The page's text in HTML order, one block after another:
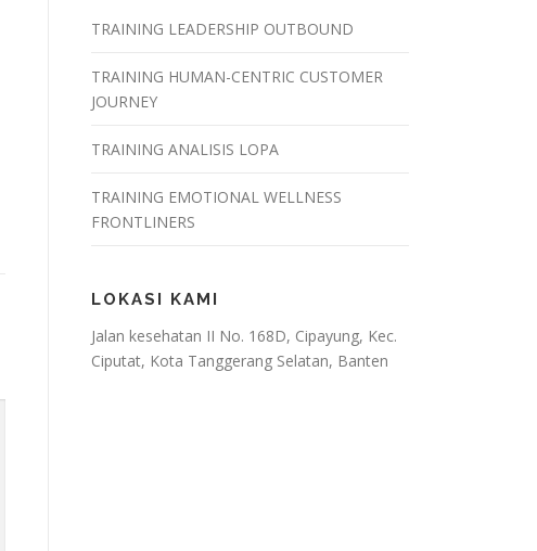
TRAINING LEADERSHIP OUTBOUND
TRAINING HUMAN-CENTRIC CUSTOMER
JOURNEY
TRAINING ANALISIS LOPA
TRAINING EMOTIONAL WELLNESS
FRONTLINERS
LOKASI KAMI
Jalan kesehatan II No. 168D, Cipayung, Kec.
Ciputat, Kota Tanggerang Selatan, Banten